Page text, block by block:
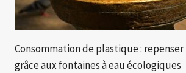
Consommation de plastique : repenser
grâce aux fontaines à eau écologiques